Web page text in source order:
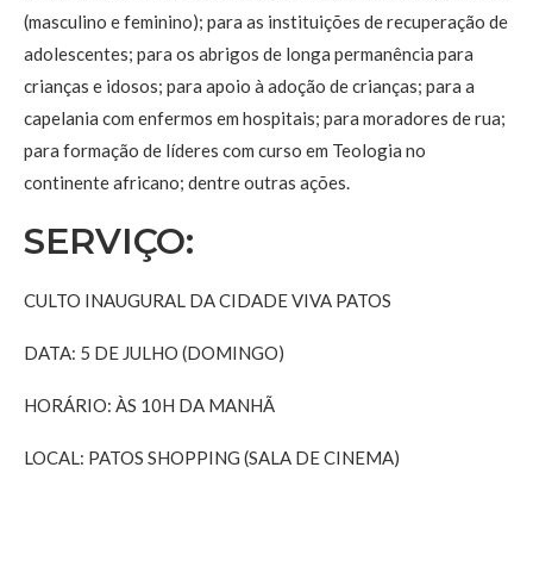
(masculino e feminino); para as instituições de recuperação de
adolescentes; para os abrigos de longa permanência para
crianças e idosos; para apoio à adoção de crianças; para a
capelania com enfermos em hospitais; para moradores de rua;
para formação de líderes com curso em Teologia no
continente africano; dentre outras ações.
SERVIÇO:
CULTO INAUGURAL DA CIDADE VIVA PATOS
DATA: 5 DE JULHO (DOMINGO)
HORÁRIO: ÀS 10H DA MANHÃ
LOCAL: PATOS SHOPPING (SALA DE CINEMA)